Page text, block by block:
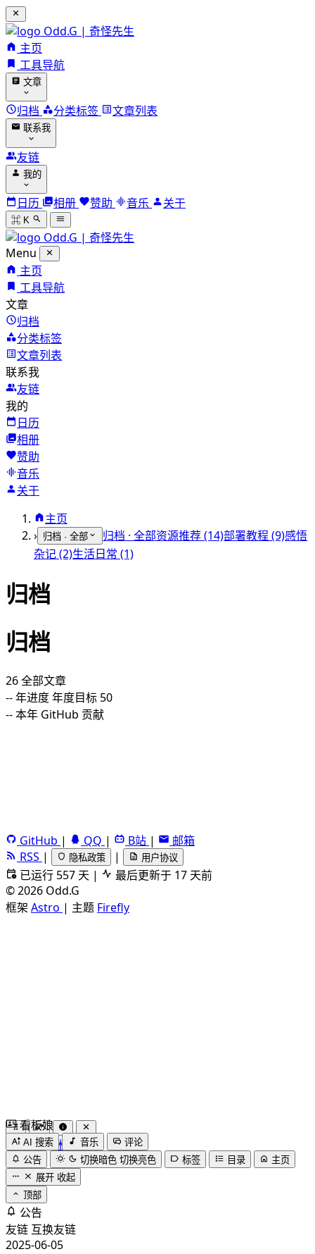
Odd.G | 奇怪先生
主页
工具导航
文章
归档 分类标签 文章列表
联系我
友链
我的
日历 相册 赞助 音乐 关于
⌘ K
Odd.G | 奇怪先生
Menu
主页
工具导航
文章
归档
分类标签
文章列表
联系我
友链
我的
日历
相册
赞助
音乐
关于
主页
› 归档 · 全部 归档 · 全部资源推荐 (14)部署教程 (9)感悟
杂记 (2)生活日常 (1)
归档
归档
26全部文章
--年进度年度目标 50
--本年 GitHub 贡献
GitHub | QQ | B站 |
邮箱
RSS | 隐私政策 | 用户协议
已运行 557 天 |
最后更新于 17 天前
©2026 Odd.G
框架 Astro | 主题 Firefly
by 木果阿木果
看板娘
AI 搜索 音乐
评论
公告
切换暗色 切换亮色 标签 目录
主页
展开 收起
顶部
公告
友链 互换友链
2025-06-05